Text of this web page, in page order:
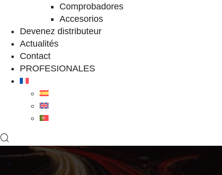
Comprobadores
Accesorios
Devenez distributeur
Actualités
Contact
PROFESIONALES